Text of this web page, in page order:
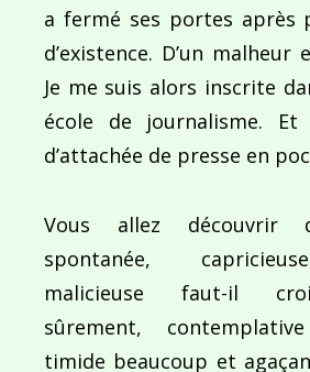
a fermé ses portes après
d’existence. D’un malheur
Je me suis alors inscrite
école de journalisme.
d’attachée de presse en
Vous allez
spontanée,
malicieuse faut-il
sûrement,
timide beaucoup et